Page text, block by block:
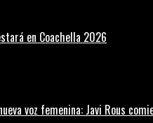
en Coachella 2026
voz femenina: Javi Rous